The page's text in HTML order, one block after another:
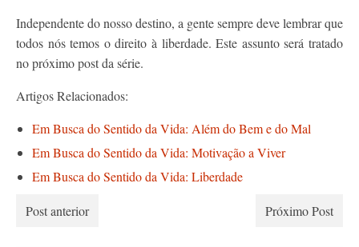
Independente do nosso destino, a gente sempre deve lembrar que
todos nós temos o direito à liberdade. Este assunto será tratado
no próximo post da série.
Artigos Relacionados:
Em Busca do Sentido da Vida: Além do Bem e do Mal
Em Busca do Sentido da Vida: Motivação a Viver
Em Busca do Sentido da Vida: Liberdade
Post anterior Próximo Post